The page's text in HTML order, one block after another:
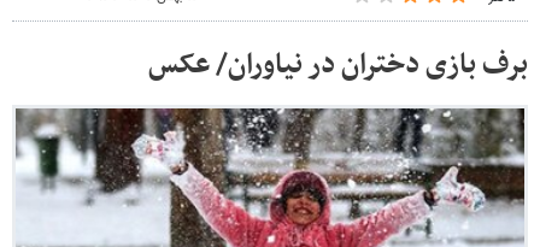
برف بازی دختران در نیاوران/ عکس